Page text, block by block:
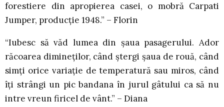
forestiere din apropierea casei, o mobră Carpati
Jumper, producție 1948.” – Florin
“Iubesc să văd lumea din șaua pasagerului. Ador
răcoarea dimineților, când ștergi șaua de rouă, când
simți orice variație de temperatură sau miros, când
îți strângi un pic bandana în jurul gâtului ca să nu
intre vreun firicel de vânt.” – Diana